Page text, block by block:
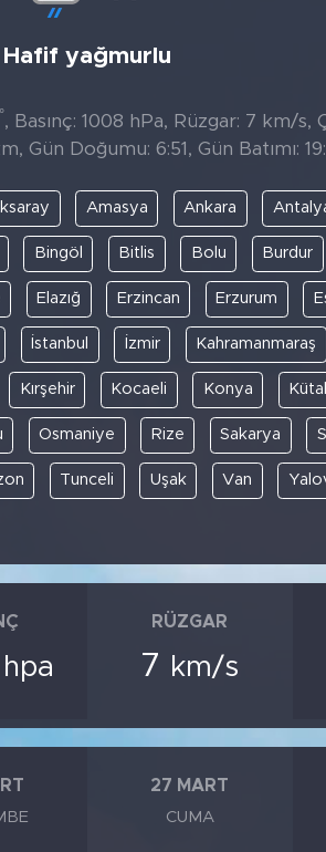
Hafif yağmurlu
°, Basınç: 1008 hPa, Rüzgar: 7 km/s,
Gün Doğumu: 6:51, Gün Batımı:
Amasya Ankara
Bingöl Bitlis Bolu Burdur
Elazığ Erzincan Erzurum
İstanbul İzmir Kahramanmaraş
Kırşehir Kocaeli Konya
Osmaniye Rize Sakarya
Tunceli Uşak Van
hpa
RÜZGAR
7 km/s
27 MART
CUMA